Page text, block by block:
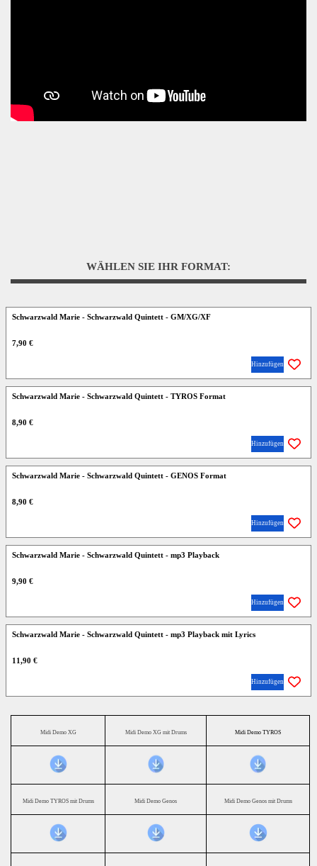
WÄHLEN SIE IHR FORMAT:
Schwarzwald Marie - Schwarzwald Quintett - GM/XG/XF
7,90 €
Hinzufügen
Schwarzwald Marie - Schwarzwald Quintett - TYROS Format
8,90 €
Hinzufügen
Schwarzwald Marie - Schwarzwald Quintett - GENOS Format
8,90 €
Hinzufügen
Schwarzwald Marie - Schwarzwald Quintett - mp3 Playback
9,90 €
Hinzufügen
Schwarzwald Marie - Schwarzwald Quintett - mp3 Playback mit Lyrics
11,90 €
Hinzufügen
Midi Demo XG Midi Demo XG mit Drums Midi Demo TYROS
Midi Demo TYROS mit Drums Midi Demo Genos Midi Demo Genos mit Drums